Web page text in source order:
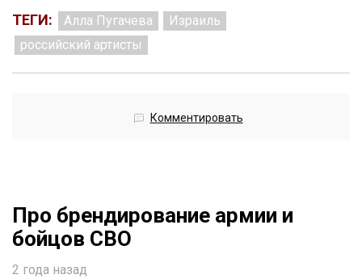
ТЕГИ: Алла Пугачева
Израиль
российский артисты
Комментировать
Про брендирование армии и
бойцов СВО
2 года назад